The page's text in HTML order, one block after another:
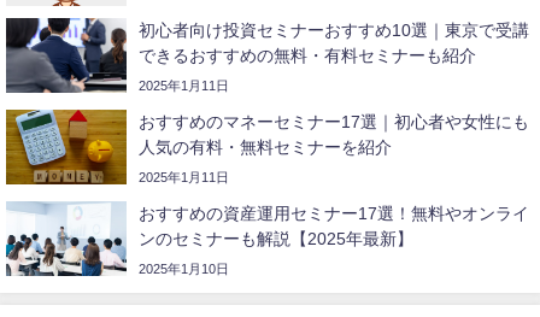
初心者向け投資セミナーおすすめ10選｜東京で受講
できるおすすめの無料・有料セミナーも紹介
2025年1月11日
おすすめの​マネーセミナー17選​｜初心者や女性にも
人気の有料・無料セミナーを紹介
2025年1月11日
おすすめの資産運用セミナー17選！無料やオンライ
ンのセミナーも解説【2025年最新】
2025年1月10日